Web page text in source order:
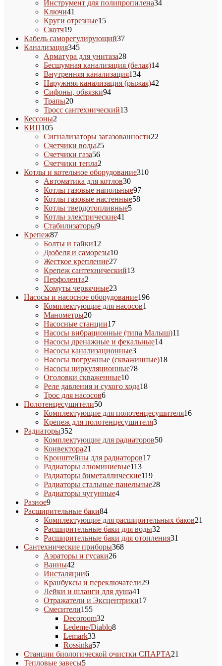
товаров
Инструмент для полипропилена3434
Ключи41
товар
Круги отрезные1515
Скотч1919
товаров
Кабель саморегулирующий3737
Канализация345345
товаров
Арматура для унитаза2828
товаров
Бесшумная канализация (белая)1414
Внутренняя канализация134134
товара
Наружняя канализация (рыжая)42
Сифоны, обвязки9494
Трапы2020
товаров
Тросс сантехнический1313
Кессоны2
КИП105105
товаров
Сигнализаторы загазованности22
Счетчики воды2525
Счетчики газа5656
товаров
Счетчики тепла2
товара
Котлы и котельное оборудование310310
Автоматика для котлов3030
товаров
Котлы газовые напольные9797
Котлы газовые настенные5858
Котлы твердотопливные55
Котлы электрические41
Стабилизаторы99
Крепеж8787
товаров
Болты и гайки12
товаров
Дюбеля и саморезы1010
Жесткое крепление2727
товаров
Крепеж сантехнический1313
Перфолента2
товара
Хомуты червячные2323
товара
Насосы и насосное оборудование196196
Комплектующие для насосов1
Манометры2020
товаров
Насосные станции1717
товаров
Насосы вибрационные (типа Малыш)11
Насосы дренажные и фекальные1414
Насосы канализационные33
товара
Насосы погружные (скважинные)1818
Насосы циркуляционные7878
Оголовки скваженные1010
товаров
Реле давления и сухого хода1818
Трос для насосов66
Полотенцесушители5050
товаров
Комплектующие для полотенцесушителя1616
Крепеж для полотенцесушителя33
Радиаторы352
товара
Комплектующие для радиаторов5050
Конвектора21
товар
Кронштейны для радиаторов1717
Радиаторы алюминиевые113113
товаров
Радиаторы биметаллические119119
товаров
Радиаторы стальные панельные2828
Радиаторы чугунные44
Разное99
товаров
Расширительные баки8484
товара
Комплектующие для расширительных баков21
Расширительные баки для воды32
товара
Расширительные баки для отопления31
Сантехнические приборы368368
Аэраторы и гусаки2626
Ванны42
товара
Инсталяции66
товаров
Кранбуксы и переключатели2929
Лейки и шланги для душа41
товар
Отражатели и Эксцентрики1717
Смесители155155
товаров
Decoroom32
товара
Ledeme/Diablo88
Lemark3333
товара
Rossinka5757
товаров
Станции биологической очистки СПАРТА21
Тепловые завесы55